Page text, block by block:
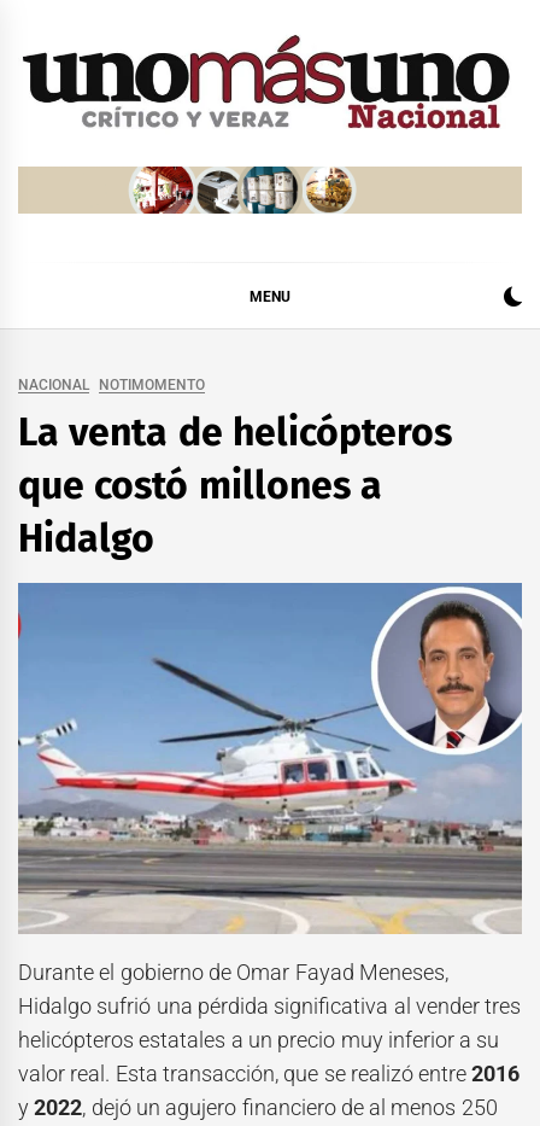
MENU
NACIONAL NOTIMOMENTO
La venta de helicópteros
que costó millones a
Hidalgo
Durante el gobierno de Omar Fayad Meneses,
Hidalgo sufrió una pérdida significativa al vender tres
helicópteros estatales a un precio muy inferior a su
valor real. Esta transacción, que se realizó entre2016
y2022, dejó un agujero financiero de al menos 250